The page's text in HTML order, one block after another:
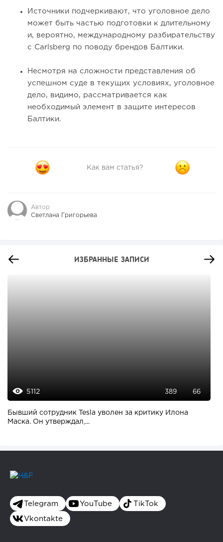
Источники подчеркивают, что уголовное дело
может быть частью подготовки к длительному
и, вероятно, международному разбирательству
с Carlsberg по поводу брендов Балтики.
Несмотря на сложности представления об
успешном суде в текущих условиях, уголовное
дело, видимо, рассматривается как
необходимый элемент в защите интересов
Балтики.
Как вам статья?
Автор
Светлана Григорьева
ИЗБРАННЫЕ ЗАПИСИ
5112 389 66
Бывший сотрудник Tesla уволен за критику Илона
Маска. Он утверждал,...
Telegram YouTube TikTok
Vkontakte